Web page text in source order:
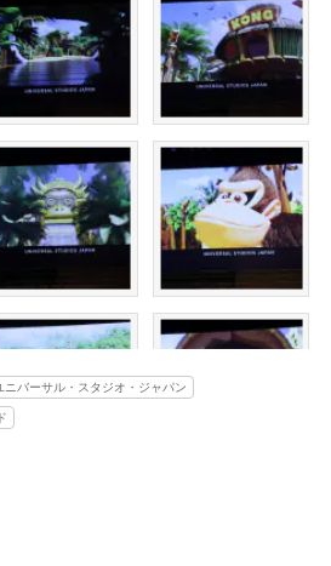
ニバーサル・スタジオ・ジャパン